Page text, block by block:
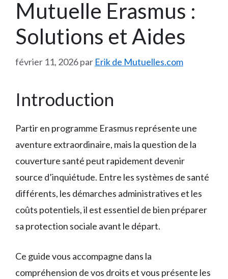
Mutuelle Erasmus :
Solutions et Aides
février 11, 2026par Erik de Mutuelles.com
Introduction
Partir en programme Erasmus représente une
aventure extraordinaire, mais la question de la
couverture santé peut rapidement devenir
source d’inquiétude. Entre les systèmes de santé
différents, les démarches administratives et les
coûts potentiels, il est essentiel de bien préparer
sa protection sociale avant le départ.
Ce guide vous accompagne dans la
compréhension de vos droits et vous présente les